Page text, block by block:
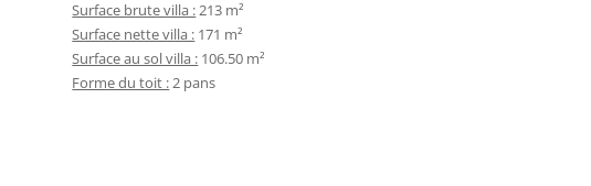
Surface brute villa :213 m²
Surface nette villa : 171 m²
Surface au sol villa : 106.50 m²
Forme du toit :2 pans